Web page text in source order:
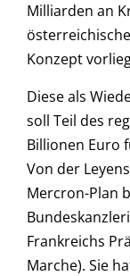
Milliarden an
österreichische
Konzept
Diese als
soll Teil des
Billionen Euro
Von der
Mercron-Plan
Frankreichs
Marche). Sie